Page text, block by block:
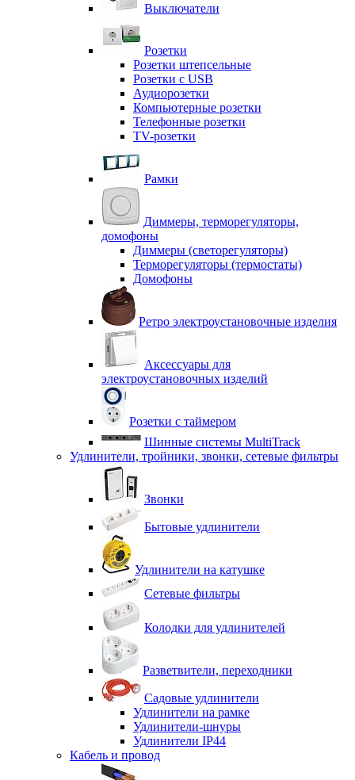
Выключатели
Розетки
Розетки штепсельные
Розетки с USB
Аудиорозетки
Компьютерные розетки
Телефонные розетки
TV-розетки
Рамки
Диммеры, терморегуляторы,
домофоны
Диммеры (светорегуляторы)
Терморегуляторы (термостаты)
Домофоны
Ретро электроустановочные изделия
Аксессуары для
электроустановочных изделий
Розетки с таймером
Шинные системы MultiTrack
Удлинители, тройники, звонки, сетевые фильтры
Звонки
Бытовые удлинители
Удлинители на катушке
Сетевые фильтры
Колодки для удлинителей
Разветвители, переходники
Садовые удлинители
Удлинители на рамке
Удлинители-шнуры
Удлинители IP44
Кабель и провод